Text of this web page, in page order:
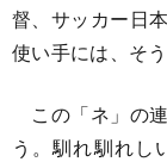
督、サッカー日
使い手には、そ
この「ネ」の
う。馴れ馴れし